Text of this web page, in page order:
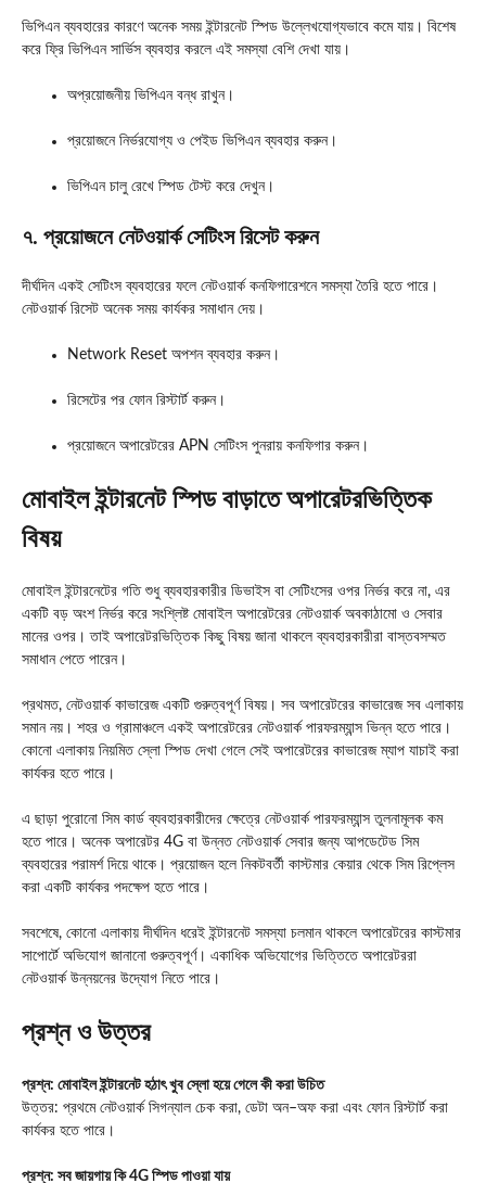
ভিপিএন ব্যবহারের কারণে অনেক সময় ইন্টারনেট স্পিড উল্লেখযোগ্যভাবে কমে যায়। বিশেষ
করে ফ্রি ভিপিএন সার্ভিস ব্যবহার করলে এই সমস্যা বেশি দেখা যায়।
অপ্রয়োজনীয় ভিপিএন বন্ধ রাখুন।
প্রয়োজনে নির্ভরযোগ্য ও পেইড ভিপিএন ব্যবহার করুন।
ভিপিএন চালু রেখে স্পিড টেস্ট করে দেখুন।
৭. প্রয়োজনে নেটওয়ার্ক সেটিংস রিসেট করুন
দীর্ঘদিন একই সেটিংস ব্যবহারের ফলে নেটওয়ার্ক কনফিগারেশনে সমস্যা তৈরি হতে পারে।
নেটওয়ার্ক রিসেট অনেক সময় কার্যকর সমাধান দেয়।
Network Reset অপশন ব্যবহার করুন।
রিসেটের পর ফোন রিস্টার্ট করুন।
প্রয়োজনে অপারেটরের APN সেটিংস পুনরায় কনফিগার করুন।
মোবাইল ইন্টারনেট স্পিড বাড়াতে অপারেটরভিত্তিক
বিষয়
মোবাইল ইন্টারনেটের গতি শুধু ব্যবহারকারীর ডিভাইস বা সেটিংসের ওপর নির্ভর করে না, এর
একটি বড় অংশ নির্ভর করে সংশ্লিষ্ট মোবাইল অপারেটরের নেটওয়ার্ক অবকাঠামো ও সেবার
মানের ওপর। তাই অপারেটরভিত্তিক কিছু বিষয় জানা থাকলে ব্যবহারকারীরা বাস্তবসম্মত
সমাধান পেতে পারেন।
প্রথমত, নেটওয়ার্ক কাভারেজ একটি গুরুত্বপূর্ণ বিষয়। সব অপারেটরের কাভারেজ সব এলাকায়
সমান নয়। শহর ও গ্রামাঞ্চলে একই অপারেটরের নেটওয়ার্ক পারফরম্যান্স ভিন্ন হতে পারে।
কোনো এলাকায় নিয়মিত স্লো স্পিড দেখা গেলে সেই অপারেটরের কাভারেজ ম্যাপ যাচাই করা
কার্যকর হতে পারে।
এ ছাড়া পুরোনো সিম কার্ড ব্যবহারকারীদের ক্ষেত্রে নেটওয়ার্ক পারফরম্যান্স তুলনামূলক কম
হতে পারে। অনেক অপারেটর 4G বা উন্নত নেটওয়ার্ক সেবার জন্য আপডেটেড সিম
ব্যবহারের পরামর্শ দিয়ে থাকে। প্রয়োজন হলে নিকটবর্তী কাস্টমার কেয়ার থেকে সিম রিপ্লেস
করা একটি কার্যকর পদক্ষেপ হতে পারে।
সবশেষে, কোনো এলাকায় দীর্ঘদিন ধরেই ইন্টারনেট সমস্যা চলমান থাকলে অপারেটরের কাস্টমার
সাপোর্টে অভিযোগ জানানো গুরুত্বপূর্ণ। একাধিক অভিযোগের ভিত্তিতে অপারেটররা
নেটওয়ার্ক উন্নয়নের উদ্যোগ নিতে পারে।
প্রশ্ন ও উত্তর
প্রশ্ন: মোবাইল ইন্টারনেট হঠাৎ খুব স্লো হয়ে গেলে কী করা উচিত
উত্তর: প্রথমে নেটওয়ার্ক সিগন্যাল চেক করা, ডেটা অন–অফ করা এবং ফোন রিস্টার্ট করা
কার্যকর হতে পারে।
প্রশ্ন: সব জায়গায় কি 4G স্পিড পাওয়া যায়